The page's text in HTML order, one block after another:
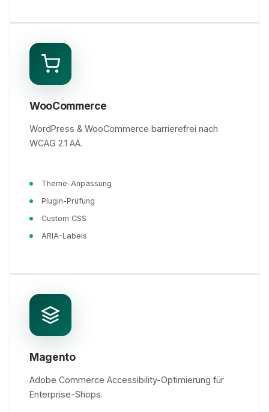
WooCommerce
WordPress & WooCommerce barrierefrei nach
WCAG 2.1 AA.
Theme-Anpassung
Plugin-Prüfung
Custom CSS
ARIA-Labels
Magento
Adobe Commerce Accessibility-Optimierung für
Enterprise-Shops.